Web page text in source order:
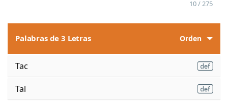
10 / 275
Palabras de 3 Letras Orden
Tac
Tal